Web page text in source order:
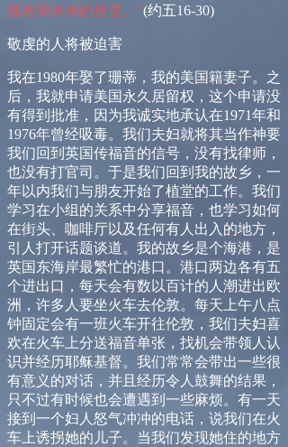
那差我来者的旨意。”(约五16-30)
敬虔的人将被迫害
我在1980年娶了珊蒂，我的美国籍妻子。之
后，我就申请美国永久居留权，这个申请没
有得到批准，因为我诚实地承认在1971年和
1976年曾经吸毒。我们夫妇就将其当作神要
我们回到英国传福音的信号，没有找律师，
也没有打官司。于是我们回到我的故乡，一
年以内我们与朋友开始了植堂的工作。我们
学习在小组的关系中分享福音，也学习如何
在街头、咖啡厅以及任何有人出入的地方，
引人打开话题谈道。我的故乡是个海港，是
英国东海岸最繁忙的港口。港口两边各有五
个进出口，每天会有数以百计的人潮进出欧
洲，许多人要坐火车去伦敦。每天上午八点
钟固定会有一班火车开往伦敦，我们夫妇喜
欢在火车上分送福音单张，找机会带领人认
识并经历耶稣基督。我们常常会带出一些很
有意义的对话，并且经历令人鼓舞的结果，
只不过有时候也会遭遇到一些麻烦。有一天
接到一个妇人怒气冲冲的电话，说我们在火
车上诱拐她的儿子。当我们发现她住的地方